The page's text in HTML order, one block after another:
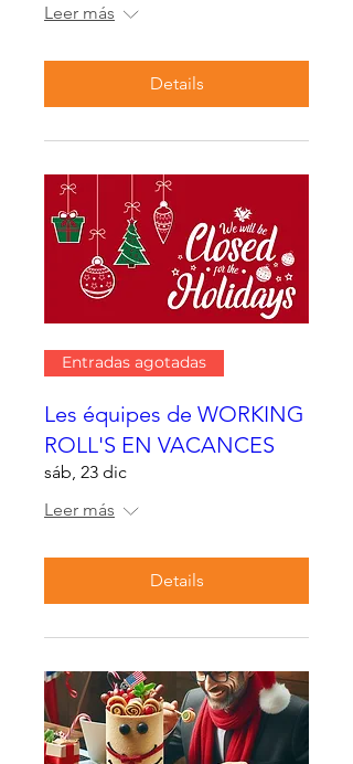
Leer más
Details
Entradas agotadas
Les équipes de WORKING
ROLL'S EN VACANCES
sáb, 23 dic
Leer más
Details